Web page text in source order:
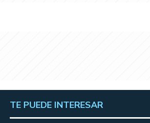
TE PUEDE INTERESAR